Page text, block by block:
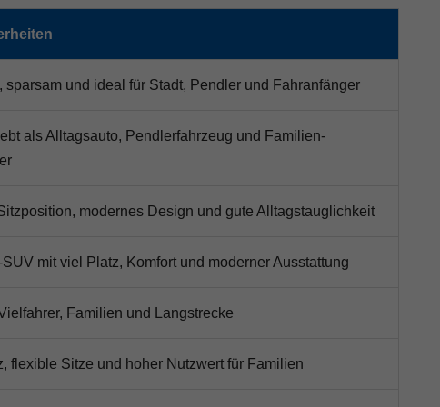
sparsam und ideal für Stadt, Pendler und Fahranfänger
als Alltagsauto, Pendlerfahrzeug und Familien-
modernes Design und gute Alltagstauglichkeit
mit viel Platz, Komfort und moderner Ausstattung
Familien und Langstrecke
flexible Sitze und hoher Nutzwert für Familien